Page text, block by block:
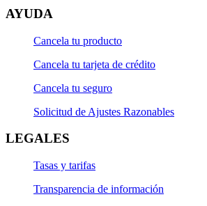
AYUDA
Cancela tu producto
Cancela tu tarjeta de crédito
Cancela tu seguro
Solicitud de Ajustes Razonables
LEGALES
Tasas y tarifas
Transparencia de información